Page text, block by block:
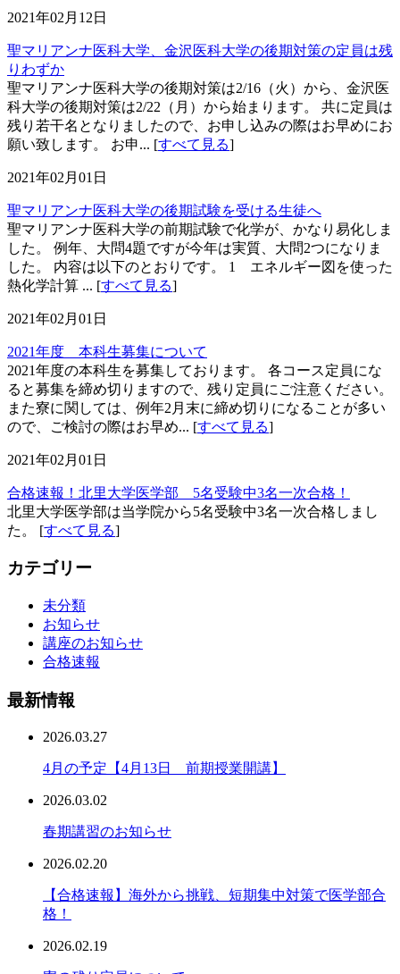
2021年02月12日
聖マリアンナ医科大学、金沢医科大学の後期対策の定員は残
りわずか
聖マリアンナ医科大学の後期対策は2/16（火）から、金沢医
科大学の後期対策は2/22（月）から始まります。 共に定員は
残り若干名となりましたので、お申し込みの際はお早めにお
願い致します。 お申... [すべて見る]
2021年02月01日
聖マリアンナ医科大学の後期試験を受ける生徒へ
聖マリアンナ医科大学の前期試験で化学が、かなり易化しま
した。 例年、大問4題ですが今年は実質、大問2つになりま
した。 内容は以下のとおりです。 1 エネルギー図を使った
熱化学計算 ... [すべて見る]
2021年02月01日
2021年度 本科生募集について
2021年度の本科生を募集しております。 各コース定員にな
ると募集を締め切りますので、残り定員にご注意ください。
また寮に関しては、例年2月末に締め切りになることが多い
ので、ご検討の際はお早め... [すべて見る]
2021年02月01日
合格速報！北里大学医学部 5名受験中3名一次合格！
北里大学医学部は当学院から5名受験中3名一次合格しまし
た。 [すべて見る]
カテゴリー
未分類
お知らせ
講座のお知らせ
合格速報
最新情報
2026.03.27
4月の予定【4月13日 前期授業開講】
2026.03.02
春期講習のお知らせ
2026.02.20
【合格速報】海外から挑戦、短期集中対策で医学部合
格！
2026.02.19